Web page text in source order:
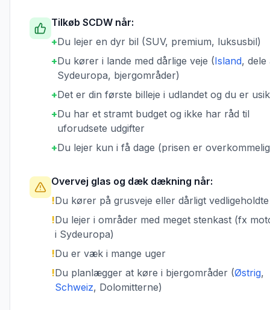
Tilkøb SCDW når:
+Du lejer en dyr bil (SUV, premium, luksusbil)
+Du kører i lande med dårlige veje (Island, dele
Sydeuropa, bjergområder)
+Det er din første billeje i udlandet og du er
+Du har et stramt budget og ikke har råd til
uforudsete udgifter
+Du lejer kun i få dage (prisen er
Overvej glas og dæk dækning når:
!Du kører på grusveje eller dårligt
!Du lejer i områder med meget stenkast (fx
i Sydeuropa)
!Du er væk i mange uger
!Du planlægger at køre i bjergområder (Østrig,
Schweiz, Dolomitterne)